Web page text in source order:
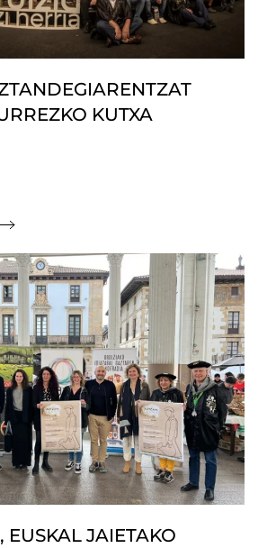
KUTXA
EUSKAL JAIETAKO